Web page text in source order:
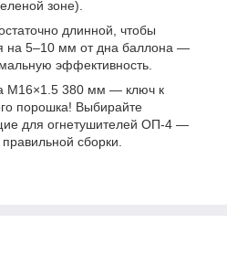
зоне).
длинной, чтобы
на 5–10 мм от дна баллона —
эффективность.
M16×1.5 380 мм — ключ к
порошка! Выбирайте
для огнетушителей ОП-4 —
сборки.